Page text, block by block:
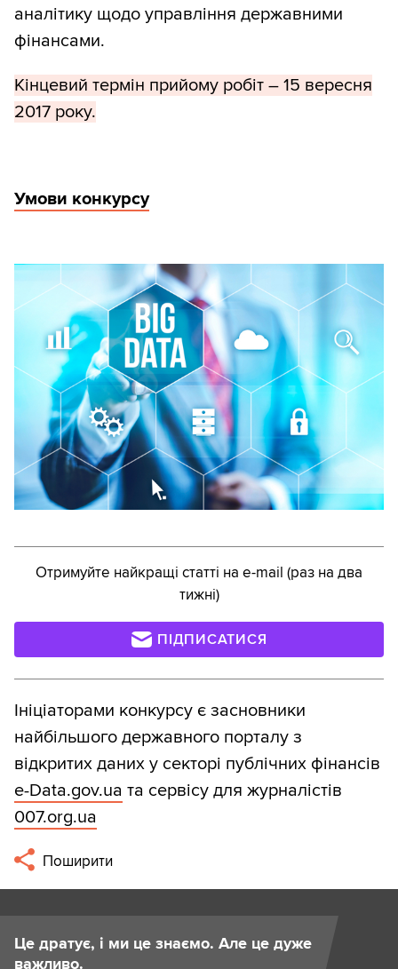
аналітику щодо управління державними
фінансами.
Кінцевий термін прийому робіт – 15 вересня
2017 року.
Умови конкурсу
Отримуйте найкращі статті на e-mail (раз на два
тижні)
ПІДПИСАТИСЯ
Ініціаторами конкурсу є засновники
найбільшого державного порталу з
відкритих даних у секторі публічних фінансів
e-Data.gov.ua та сервісу для журналістів
007.org.ua
Поширити
Це дратує, і ми це знаємо. Але це дуже
важливо.